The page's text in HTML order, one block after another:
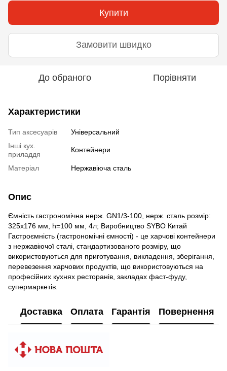
Купити
Замовити швидко
До обраного Порівняти
Характеристики
Тип аксесуарів
Універсальний
Інші кух.
приладдя
Контейнери
Матеріал Нержавіюча сталь
Опис
Ємність гастрономічна нерж. GN1/3-100, нерж. сталь розмір:
325х176 мм, h=100 мм, 4л; Виробництво SYBO Китай
Гастроємність (гастрономічні ємності) - це харчові контейнери
з нержавіючої сталі, стандартизованого розміру, що
використовуються для приготування, викладення, зберігання,
перевезення харчових продуктів, що використовуються на
професійних кухнях ресторанів, закладах фаст-фуду,
супермаркетів.
Доставка Оплата Гарантія Повернення